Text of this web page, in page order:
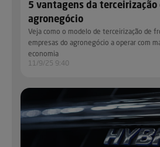
5 vantagens da terceirização
agronegócio
Veja como o modelo de terceirização de
empresas do agronegócio a operar com
economia
11/9/25 9:40